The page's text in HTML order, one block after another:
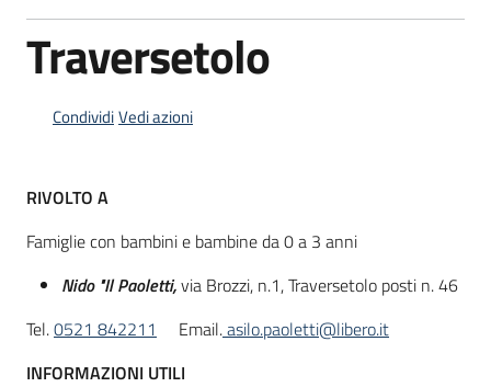
Informazioni
locali
Traversetolo
CondividiVedi azioni
RIVOLTO A
Famiglie con bambini e bambine da 0 a 3 anni
Nido "Il Paoletti,via Brozzi, n.1, Traversetolo posti n. 46
Tel.0521 842211 Email.asilo.paoletti@libero.it
INFORMAZIONI UTILI